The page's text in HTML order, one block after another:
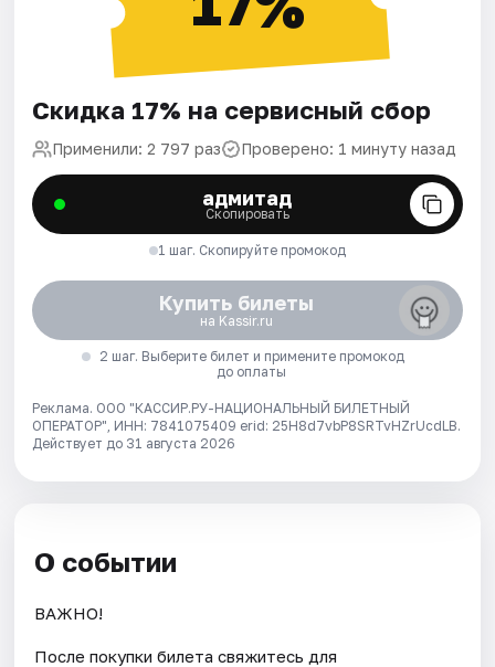
Скидка 17% на сервисный сбор
Применили: 2 797 раз Проверено: 1 минуту назад
адмитад
Скопировать
1 шаг. Скопируйте промокод
Купить билеты
на Kassir.ru
2 шаг. Выберите билет и примените промокод
до оплаты
Реклама. ООО "КАССИР.РУ-НАЦИОНАЛЬНЫЙ БИЛЕТНЫЙ
ОПЕРАТОР", ИНН: 7841075409 erid: 25H8d7vbP8SRTvHZrUcdLB.
Действует до 31 августа 2026
О событии
ВАЖНО!
После покупки билета свяжитесь для